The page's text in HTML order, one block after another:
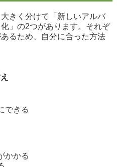
きく分けて「新しいアルバ
」の2つがあります。それぞ
るため、自分に合った方法
できる
かかる